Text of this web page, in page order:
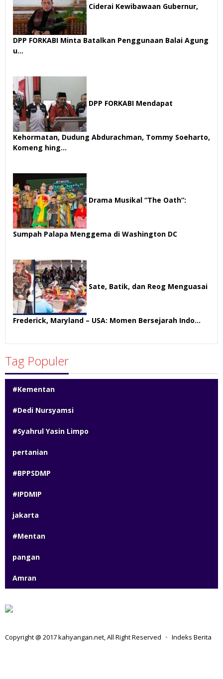
Ciderai Kewibawaan Gubernur,
DPP FORKABI Minta Batalkan Penggunaan Balai Agung
u…
DPP FORKABI Mendapat
Kehormatan, Dudung Abdurachman, Tommy Soeharto,
Komeng hing…
Drama Musikal “The Oath”:
Sumpah Palapa Menggema di Washington DC
Sate, Batik, dan Reog Menguasai
Frederick, Maryland – USA: Momen Bersejarah Indo…
Tag Populer
#Kementan
#Dedi Nursyamsi
#Syahrul Yasin Limpo
pertanian
#BPPSDMP
#IPDMIP
jakarta
#Mentan
pangan
Amran
Copyright @ 2017 kahyangan.net, All Right Reserved Indeks Berita